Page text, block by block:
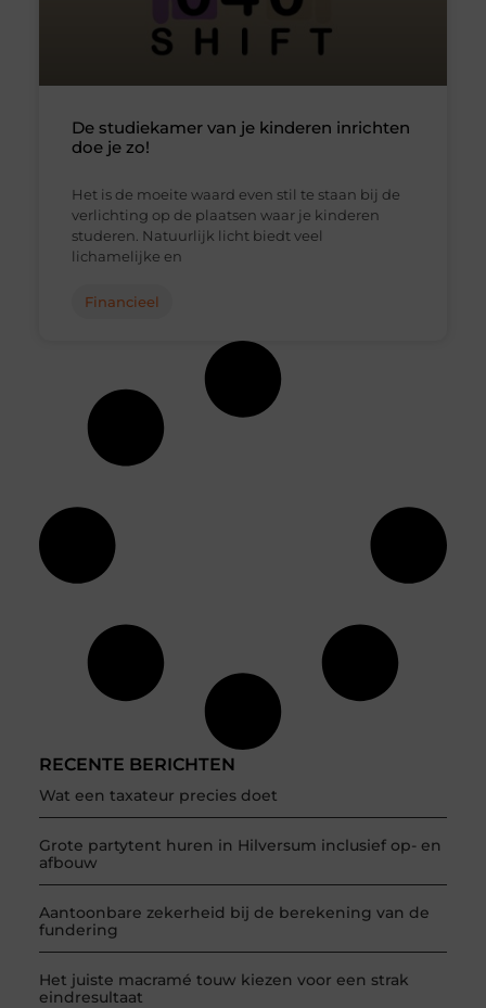
RECENTE BERICHTEN
Wat een taxateur precies doet
Grote partytent huren in Hilversum inclusief op- en
afbouw
Aantoonbare zekerheid bij de berekening van de
fundering
Het juiste macramé touw kiezen voor een strak
eindresultaat
De studiekamer van je kinderen inrichten
doe je zo!
Het is de moeite waard even stil te staan bij de
verlichting op de plaatsen waar je kinderen
studeren. Natuurlijk licht biedt veel
lichamelijke en
Financieel